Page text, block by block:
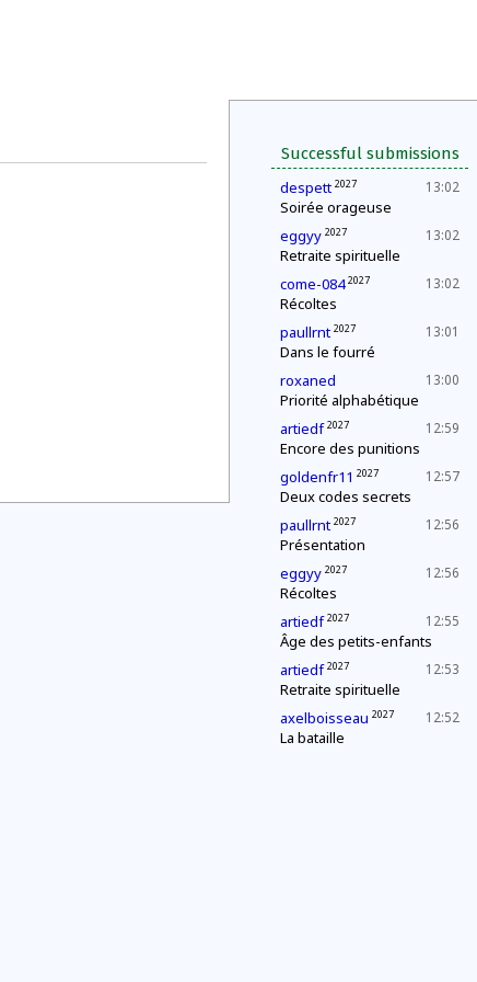
Successful submissions
13:02
despett 2027
Soirée orageuse
13:02
eggyy 2027
Retraite spirituelle
13:02
come-084 2027
Récoltes
13:01
paullrnt 2027
Dans le fourré
13:00
roxaned
Priorité alphabétique
12:59
artiedf 2027
Encore des punitions
12:57
goldenfr11 2027
Deux codes secrets
12:56
paullrnt 2027
Présentation
12:56
eggyy 2027
Récoltes
12:55
artiedf 2027
Âge des petits-enfants
12:53
artiedf 2027
Retraite spirituelle
12:52
axelboisseau 2027
La bataille